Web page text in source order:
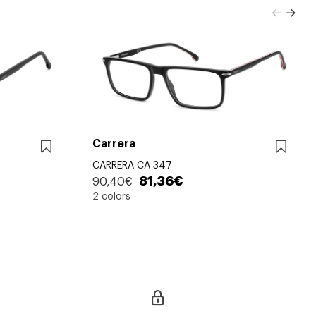
Carrera
CARRERA CA 347
90,40€ 81,36€
2 colors